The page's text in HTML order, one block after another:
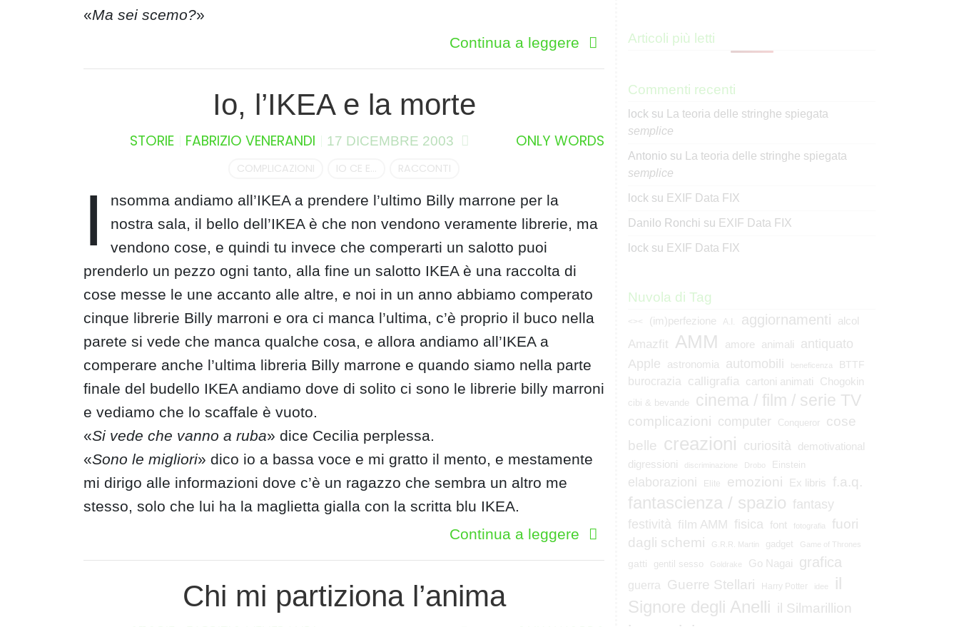
«Ma sei scemo?»
Continua a leggere
Io, l’IKEA e la morte
STORIE FABRIZIO VENERANDI 17 DICEMBRE 2003 ONLY WORDS
COMPLICAZIONI IO CE E... RACCONTI
I
nsomma andiamo all’IKEA a prendere l’ultimo Billy marrone per la
nostra sala, il bello dell’IKEA è che non vendono veramente librerie, ma
vendono cose, e quindi tu invece che comperarti un salotto puoi
prenderlo un pezzo ogni tanto, alla fine un salotto IKEA è una raccolta di
cose messe le une accanto alle altre, e noi in un anno abbiamo comperato
cinque librerie Billy marroni e ora ci manca l’ultima, c’è proprio il buco nella
parete si vede che manca qualche cosa, e allora andiamo all’IKEA a
comperare anche l’ultima libreria Billy marrone e quando siamo nella parte
finale del budello IKEA andiamo dove di solito ci sono le librerie billy marroni
e vediamo che lo scaffale è vuoto.
«Si vede che vanno a ruba» dice Cecilia perplessa.
«Sono le migliori» dico io a bassa voce e mi gratto il mento, e mestamente
mi dirigo alle informazioni dove c’è un ragazzo che sembra un altro me
stesso, solo che lui ha la maglietta gialla con la scritta blu IKEA.
Continua a leggere
Chi mi partiziona l’anima
Articoli più letti
Commenti recenti
lock su
La teoria delle stringhe spiegata
semplice
Antonio su
La teoria delle stringhe spiegata
semplice
lock su EXIF Data FIX
Danilo Ronchi su EXIF Data FIX
lock su EXIF Data FIX
Nuvola di Tag
<>< (im)perfezione A.I. aggiornamenti alcol
Amazfit AMM amore animali antiquato
Apple astronomia automobili beneficenza BTTF
burocrazia calligrafia cartoni animati Chogokin
cibi & bevande cinema / film / serie TV
complicazioni computer Conqueror
cose
belle creazioni curiosità
demotivational
digressioni
discriminazione Drobo Einstein
elaborazioni Elite emozioni Ex libris f.a.q.
fantascienza / spazio fantasy
festività film AMM fisica font fotografia
fuori
dagli schemi
G.R.R. Martin gadget Game of Thrones
gatti gentil sesso Goldrake Go Nagai grafica
guerra Guerre Stellari Harry Potter idee
il
Signore degli Anelli
il Silmarillion